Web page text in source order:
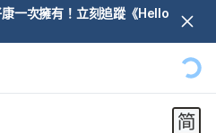
一次擁有！立刻追蹤《Hello